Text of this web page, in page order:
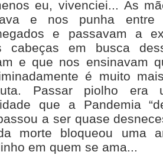
eu, vivenciei... As
e nos punha entre
e passavam a
cabeças em busca
e que nos ensinavam
é muito
Passar piolho era
que a Pandemia
a ser quase
morte bloqueou uma
em quem se ama...